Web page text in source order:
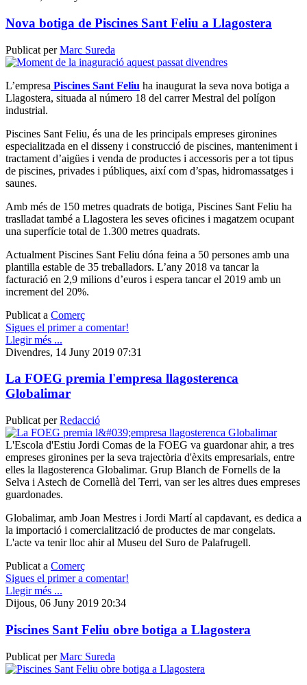
Nova botiga de Piscines Sant Feliu a Llagostera
Publicat perMarc Sureda
L’empresa Piscines Sant Feliu ha inaugurat la seva nova botiga a
Llagostera, situada al número 18 del carrer Mestral del polígon
industrial.
Piscines Sant Feliu, és una de les principals empreses gironines
especialitzada en el disseny i construcció de piscines, manteniment i
tractament d’aigües i venda de productes i accessoris per a tot tipus
de piscines, privades i públiques, així com d’spas, hidromassatges i
saunes.
Amb més de 150 metres quadrats de botiga, Piscines Sant Feliu ha
traslladat també a Llagostera les seves oficines i magatzem ocupant
una superfície total de 1.300 metres quadrats.
Actualment Piscines Sant Feliu dóna feina a 50 persones amb una
plantilla estable de 35 treballadors. L’any 2018 va tancar la
facturació en 2,9 milions d’euros i espera tancar el 2019 amb un
increment del 20%.
Publicat a Comerç
Sigues el primer a comentar!
Llegir més ...
Divendres, 14 Juny 2019 07:31
La FOEG premia l'empresa llagosterenca
Globalimar
Publicat perRedacció
L'Escola d'Estiu Jordi Comas de la FOEG va guardonar ahir, a tres
empreses gironines per la seva trajectòria d'èxits empresarials, entre
elles la llagosterenca Globalimar. Grup Blanch de Fornells de la
Selva i Astech de Cornellà del Terri, van ser les altres dues empreses
guardonades.
Globalimar, amb Joan Mestres i Jordi Martí al capdavant, es dedica a
la importació i comercialització de productes de mar congelats.
L'acte va tenir lloc ahir al Museu del Suro de Palafrugell.
Publicat a Comerç
Sigues el primer a comentar!
Llegir més ...
Dijous, 06 Juny 2019 20:34
Piscines Sant Feliu obre botiga a Llagostera
Publicat perMarc Sureda